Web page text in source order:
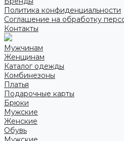
Политика конфиденциальности
Соглашение на обработку
Контакты
Мужчинам
Женщинам
Каталог одежды
Комбинезоны
Платья
Подарочные карты
Брюки
Мужские
Женские
Обувь